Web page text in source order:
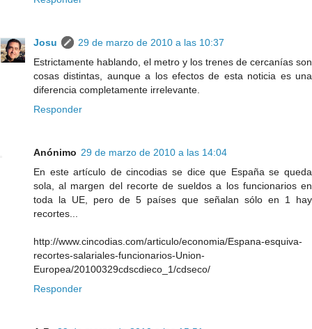
Josu
29 de marzo de 2010 a las 10:37
Estrictamente hablando, el metro y los trenes de cercanías son
cosas distintas, aunque a los efectos de esta noticia es una
diferencia completamente irrelevante.
Responder
Anónimo 29 de marzo de 2010 a las 14:04
En este artículo de cincodias se dice que España se queda
sola, al margen del recorte de sueldos a los funcionarios en
toda la UE, pero de 5 países que señalan sólo en 1 hay
recortes...
http://www.cincodias.com/articulo/economia/Espana-esquiva-
recortes-salariales-funcionarios-Union-
Europea/20100329cdscdieco_1/cdseco/
Responder